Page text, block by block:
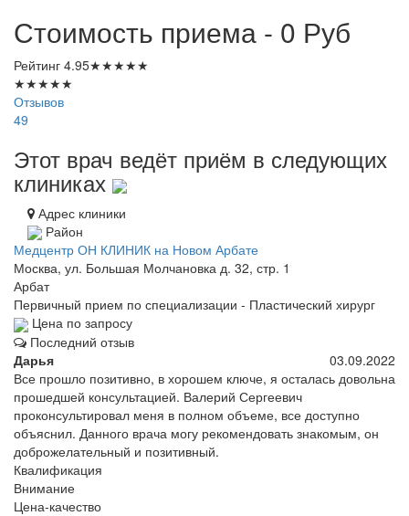
Стоимость приема - 0 Руб
Рейтинг 4.95★★★★★
★★★★★
Отзывов
49
Этот врач ведёт приём в следующих
клиниках
Адрес клиники
Район
Медцентр ОН КЛИНИК на Новом Арбате
Москва, ул. Большая Молчановка д. 32, стр. 1
Арбат
Первичный прием по специализации - Пластический хирург
Цена по запросу
Последний отзыв
Дарья
03.09.2022
Все прошло позитивно, в хорошем ключе, я осталась довольна
прошедшей консультацией. Валерий Сергеевич
проконсультировал меня в полном объеме, все доступно
объяснил. Данного врача могу рекомендовать знакомым, он
доброжелательный и позитивный.
Квалификация
Внимание
Цена-качество